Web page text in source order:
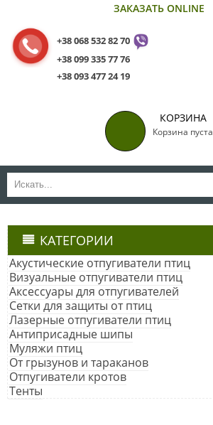
ЗАКАЗАТЬ ONLINE
+38 068 532 82 70
+38 099 335 77 76
+38 093 477 24 19
КОРЗИНА
Корзина пуста
КАТЕГОРИИ
Акустические отпугиватели птиц
Визуальные отпугиватели птиц
Аксессуары для отпугивателей
Сетки для защиты от птиц
Лазерные отпугиватели птиц
Антиприсадные шипы
Муляжи птиц
От грызунов и тараканов
Отпугиватели кротов
Тенты